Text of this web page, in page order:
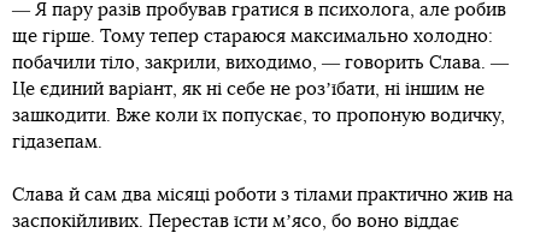
― Я пару разів пробував гратися в психолога, але робив
ще гірше. Тому тепер стараюся максимально холодно:
побачили тіло, закрили, виходимо, ― говорить Слава. ―
Це єдиний варіант, як ні себе не розʼїбати, ні іншим не
зашкодити. Вже коли їх попускає, то пропоную водичку,
гідазепам.
Слава й сам два місяці роботи з тілами практично жив на
заспокійливих. Перестав їсти мʼясо, бо воно віддає